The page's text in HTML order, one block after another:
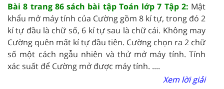
Bài 8 trang 86 sách bài tập Toán lớp 7 Tập 2: Mật
khẩu mở máy tính của Cường gồm 8 kí tự, trong đó 2
kí tự đầu là chữ số, 6 kí tự sau là chữ cái. Không may
Cường quên mất kí tự đầu tiên. Cường chọn ra 2 chữ
số một cách ngẫu nhiên và thử mở máy tính. Tính
xác suất để Cường mở được máy tính. ....
Xem lời giải